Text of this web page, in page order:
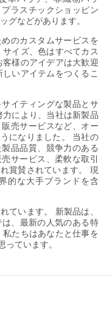
ラスチックショッピン
グなどがあります。
のカスタムサービスを
イズ、色はすべてカス
様のアイデアは大歓迎
いアイテムをつくるこ
イティングな製品とサ
により、当社は新製品
売サービスなど、オー
になりました。 当社の
品品質、競争力のある
サービス、柔軟な取引
賞賛されています。 現
的な大手ブランドを含
ています。 新製品は、
、最新の人気のある特
たちはあなたと仕事を
ています。